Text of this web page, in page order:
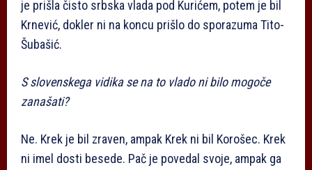
je prišla čisto srbska vlada pod Kurićem, potem je bil
Krnević, dokler ni na koncu prišlo do sporazuma Tito-
Šubašić.
S slovenskega vidika se na to vlado ni bilo mogoče
zanašati?
Ne. Krek je bil zraven, ampak Krek ni bil Korošec. Krek
ni imel dosti besede. Pač je povedal svoje, ampak ga